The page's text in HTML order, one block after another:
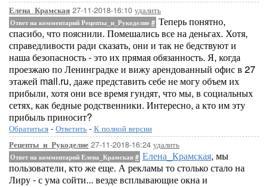
Елена_Крамская 27-11-2018-16:10 удалить
Ответ на комментарий Рецепты_и_Рукоделие # Теперь понятно,
спасибо, что пояснили. Помешались все на деньгах. Хотя,
справедливости ради сказать, они и так не бедствуют и
наша безопасность - это их прямая обязанность. Я, когда
проезжаю по Ленинградке и вижу арендованный офис в 27
этажей mail.ru, даже представить себе не могу объем их
прибыли, хотя они все время гундят, что мы, в социальных
сетях, как бедные родственники. Интересно, а кто им эту
прибыль приносит?
Обратиться - Ответить - К полной версии
Рецепты_и_Рукоделие 27-11-2018-16:24 удалить
Ответ на комментарий Елена_Крамская # Елена_Крамская, мы
пользователи, кто же еще. А рекламы то столько стало на
Лиру - с ума сойти... везде всплывающие окна и